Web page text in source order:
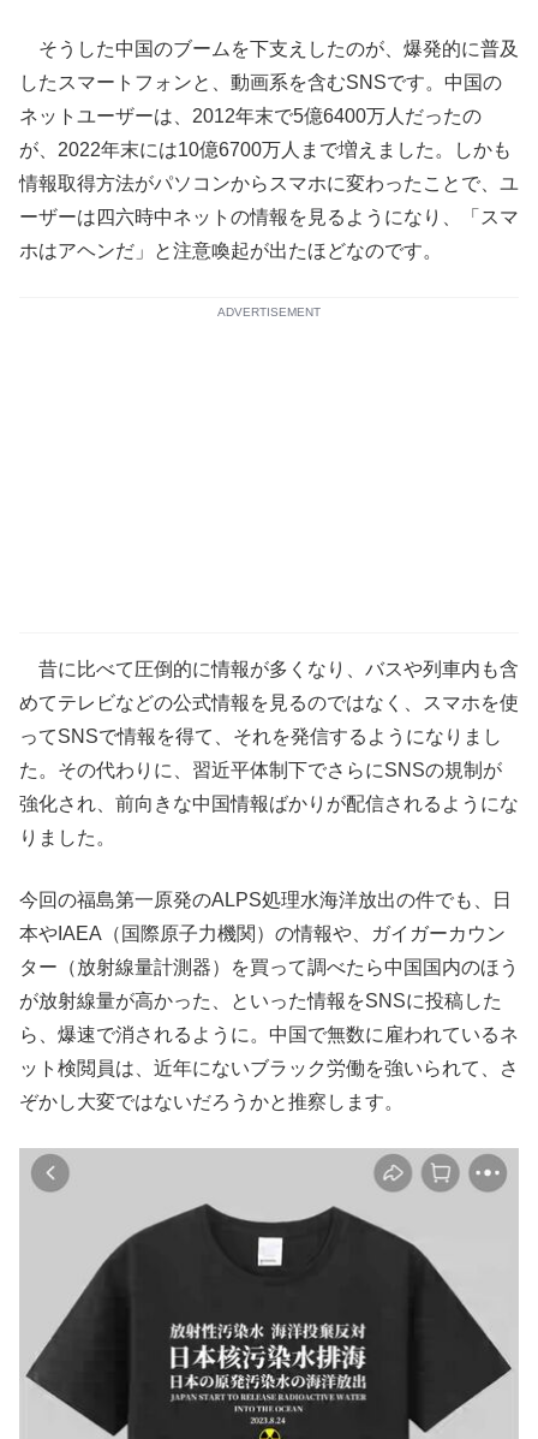
そうした中国のブームを下支えしたのが、爆発的に普及
したスマートフォンと、動画系を含むSNSです。中国の
ネットユーザーは、2012年末で5億6400万人だったの
が、2022年末には10億6700万人まで増えました。しかも
情報取得方法がパソコンからスマホに変わったことで、ユ
ーザーは四六時中ネットの情報を見るようになり、「スマ
ホはアヘンだ」と注意喚起が出たほどなのです。
ADVERTISEMENT
昔に比べて圧倒的に情報が多くなり、バスや列車内も含
めてテレビなどの公式情報を見るのではなく、スマホを使
ってSNSで情報を得て、それを発信するようになりまし
た。その代わりに、習近平体制下でさらにSNSの規制が
強化され、前向きな中国情報ばかりが配信されるようにな
りました。
今回の福島第一原発のALPS処理水海洋放出の件でも、日
本やIAEA（国際原子力機関）の情報や、ガイガーカウン
ター（放射線量計測器）を買って調べたら中国国内のほう
が放射線量が高かった、といった情報をSNSに投稿した
ら、爆速で消されるように。中国で無数に雇われているネ
ット検閲員は、近年にないブラック労働を強いられて、さ
ぞかし大変ではないだろうかと推察します。